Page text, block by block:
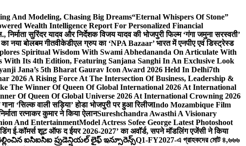
And Modeling, Chasing Big Dreams“Eternal Whispers Of Stone”
Wealth Intelligence Report For Personalized Financial
निर्माता सुरिंदर यादव और निर्देशक विजय यादव की भोजपुरी फिल्म ‘गंगा जमुना सरस्वती’
नया बोलबम गीतवीकेडीएल ग्रुप का ‘NPA Bazaar’ भारत में एनपीए एवं डिस्ट्रेस्ड
Spiritual Wisdom With Swami Abhedananda On Articulate With
Its 4th Edition, Featuring Sanjana Sanghi In An Exclusive Look
Jana’s 5th Bharat Gaurav Icon Award 2026 Held In Delhi7th
2026 A Rising Force At The Intersection Of Business, Leadership &
The Winner Of Queen Of Global International 2026 At International
Of Queen Of Global Universe 2026 At International Crowning 2026
‘सिल्क वाली सड़िया’ होडा भोजपुरी पर हुआ रिलीजIndo Mozambique Film
रत्नाकर कुमार ने किया ऐलानSureshchandra Awasthi A Visionary
And EntertainmentModel Actress Sofee George Latest Photoshoot
ई-कॉमर्स शूट ऑफ द ईयर 2026-2027’ का अवॉर्ड, सपने मॉडलिंग एजेंसी ने किया
ఐసిఐసిఐ ప్రుడెన్షియల్ లైఫ్ ఇన్సూరెన్స్Q1-FY2027-এ গ্রাহকদের মোট ৪,৬৬৬